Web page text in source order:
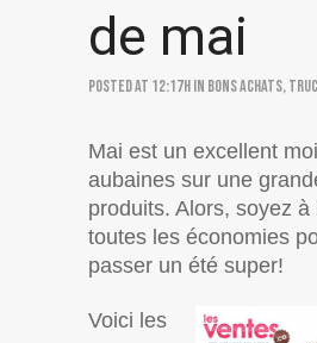
de mai
Posted at 12:17hin Bons achats,
Mai est un excellent
aubaines sur une
produits. Alors, soyez à
toutes les économies
passer un été super!
Voici les